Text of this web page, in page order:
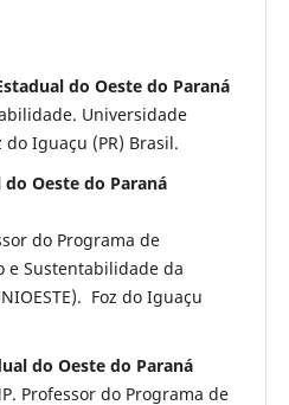
do Oeste do Paraná
Universidade
do Iguaçu (PR) Brasil.
Oeste do Paraná
do Programa de
e Sustentabilidade da
Foz do Iguaçu
do Oeste do Paraná
Professor do Programa de